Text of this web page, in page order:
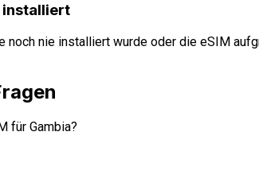
installiert
noch nie installiert wurde oder die eSIM
für Gambia?